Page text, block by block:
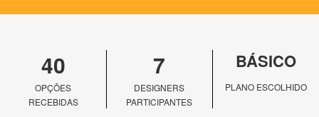
40
OPÇÕES
RECEBIDAS
7
DESIGNERS
PARTICIPANTES
BÁSICO
PLANO ESCOLHIDO